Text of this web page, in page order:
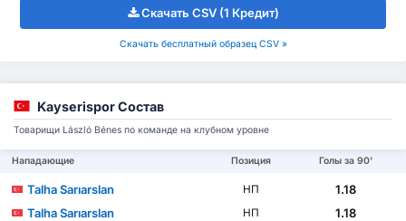
Скачать CSV (1 Кредит)
Скачать бесплатный образец CSV »
Kayserispor Состав
Товарищи László Bénes по команде на клубном уровне
Нападающие Позиция Голы за 90'
Talha Sarıarslan НП
1.18
Talha Sarıarslan
НП
1.18